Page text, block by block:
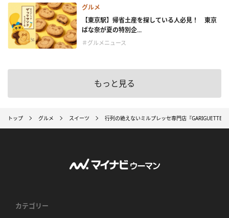
グルメ
【東京駅】帰省土産を探している人必見！ 東京
ばな奈が夏の特別企...
＃グルメニュース
もっと見る
トップ グルメ スイーツ 行列の絶えないミルプレッセ専門店『GARIGUETTE
カテゴリー